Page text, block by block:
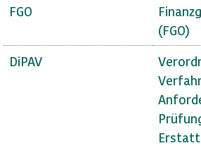
FGO
(FGO)
DiPAV